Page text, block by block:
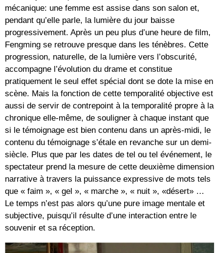
mécanique: une femme est assise dans son salon et,
pendant qu’elle parle, la lumière du jour baisse
progressivement. Après un peu plus d’une heure de film,
Fengming se retrouve presque dans les ténèbres. Cette
progression, naturelle, de la lumière vers l’obscurité,
accompagne l’évolution du drame et constitue
pratiquement le seul effet spécial dont se dote la mise en
scène. Mais la fonction de cette temporalité objective est
aussi de servir de contrepoint à la temporalité propre à la
chronique elle-même, de souligner à chaque instant que
si le témoignage est bien contenu dans un après-midi, le
contenu du témoignage s’étale en revanche sur un demi-
siècle. Plus que par les dates de tel ou tel événement, le
spectateur prend la mesure de cette deuxième dimension
narrative à travers la puissance expressive de mots tels
que « faim », « gel », « marche », « nuit », «désert» …
Le temps n’est pas alors qu’une pure image mentale et
subjective, puisqu’il résulte d’une interaction entre le
souvenir et sa réception.